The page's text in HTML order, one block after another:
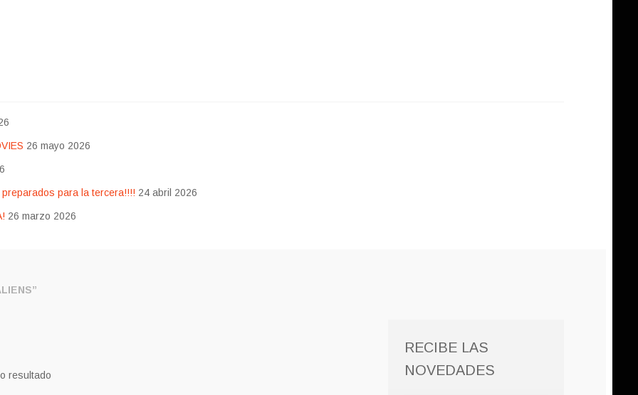
26 mayo 2026
para la tercera!!!! 24 abril 2026
26 marzo 2026
resultado
RECIBE LAS
NOVEDADES